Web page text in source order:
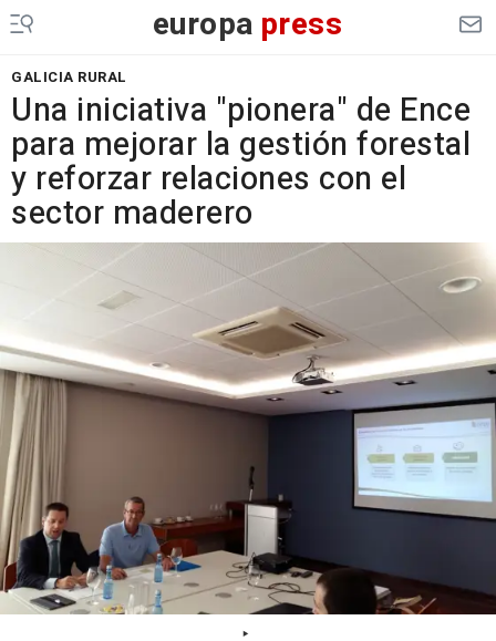
europa press
GALICIA RURAL
Una iniciativa "pionera" de Ence
para mejorar la gestión forestal
y reforzar relaciones con el
sector maderero